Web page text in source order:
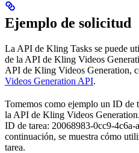
Ejemplo de solicitud
La API de Kling Tasks se puede
de la API de Kling Videos
API de Kling Videos Generation,
Videos Generation API.
Tomemos como ejemplo un ID de
la API de Kling Videos
ID de tarea: 20068983-0cc9-4c6a-
continuación, se muestra cómo
tarea.